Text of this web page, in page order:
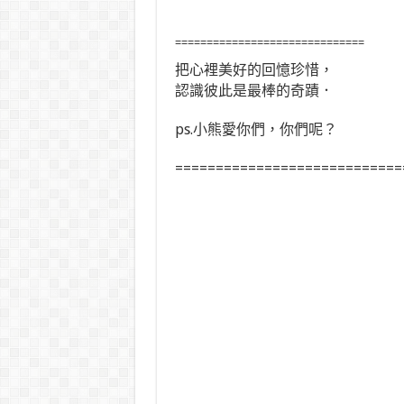
==============================
把心裡美好的回憶珍惜，
認識彼此是最棒的奇蹟．
ps.小熊愛你們，你們呢？